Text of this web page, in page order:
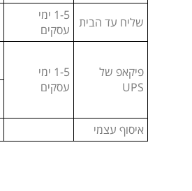
שליח עד הבית
1-5 ימי
עסקים
פיקאפ של
UPS
1-5 ימי
עסקים
איסוף עצמי